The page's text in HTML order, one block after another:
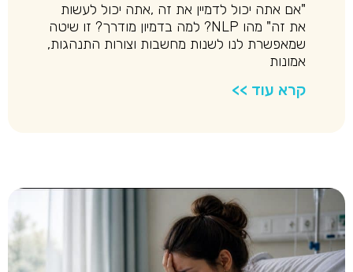
"אם אתה יכול לדמיין את זה ,אתה יכול לעשות
את זה" מהו NLP? למה בדמיון מודרך? זו שיטה
שמאפשרת לנו לשנות מחשבות וצורות התנהגות,
אמונות
קרא עוד >>